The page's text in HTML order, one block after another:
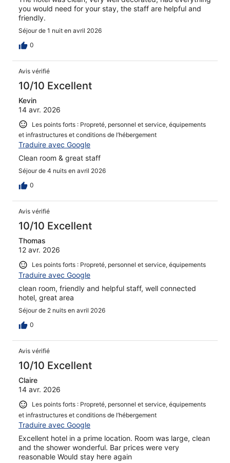
you would need for your stay, the staff are helpful and
friendly.
Séjour de 1 nuit en avril 2026
0
Avis vérifié
10/10 Excellent
Kevin
14 avr. 2026
Les points forts : Propreté, personnel et service, équipements
et infrastructures et conditions de l’hébergement
Traduire avec Google
Clean room & great staff
Séjour de 4 nuits en avril 2026
0
Avis vérifié
10/10 Excellent
Thomas
12 avr. 2026
Les points forts : Propreté, personnel et service, équipements
Traduire avec Google
clean room, friendly and helpful staff, well connected
hotel, great area
Séjour de 2 nuits en avril 2026
0
Avis vérifié
10/10 Excellent
Claire
14 avr. 2026
Les points forts : Propreté, personnel et service, équipements
et infrastructures et conditions de l’hébergement
Traduire avec Google
Excellent hotel in a prime location. Room was large, clean
and the shower wonderful. Bar prices were very
reasonable Would stay here again